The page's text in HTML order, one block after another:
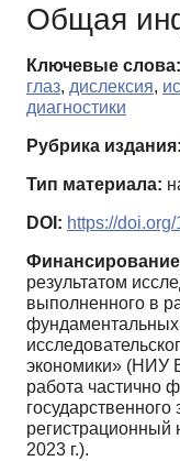
Общая
Ключевые слова:
глаз, дислексия,
диагностики
Рубрика издания:
Тип материала:
DOI: https://
результатом
выполненного в
экономики» (НИУ
работа частично
регистрационный
2023 г.).